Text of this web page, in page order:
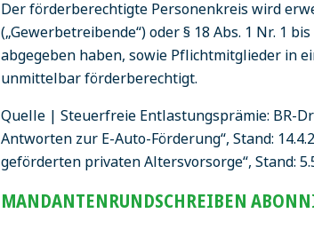
Der förderberechtigte Personenkreis wird
(„Gewerbetreibende“) oder § 18 Abs. 1 Nr. 1
abgegeben haben, sowie Pflichtmitglieder in
unmittelbar förderberechtigt.
Quelle | Steuerfreie Entlastungsprämie: BR-
Antworten zur E-Auto-Förderung“, Stand:
geförderten privaten Altersvorsorge“, Stand:
MANDANTENRUNDSCHREIBEN